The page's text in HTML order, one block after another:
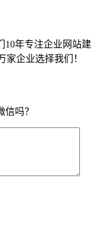
10年专注企业网站建
家企业选择我们！
吗？